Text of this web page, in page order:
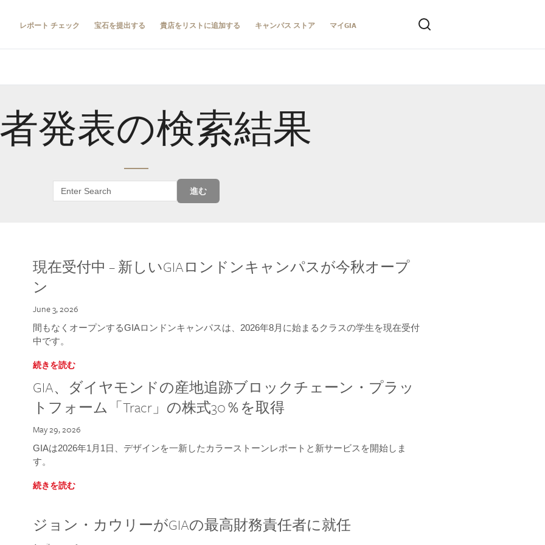
レポート チェック 宝石を提出する 貴店をリストに追加する キャンパス ストア マイGIA
発表の検索結果
進む
現在受付中 – 新しいGIAロンドンキャンパスが今秋オープ
ン
June 3, 2026
間もなくオープンするGIAロンドンキャンパスは、2026年8月に始まるクラスの学生を現在受付
中です。
続きを読む
GIA、ダイヤモンドの産地追跡ブロックチェーン・プラッ
トフォーム「Tracr」の株式30％を取得
May 29, 2026
GIAは2026年1月1日、デザインを一新したカラーストーンレポートと新サービスを開始しま
す。
続きを読む
ジョン・カウリーがGIAの最高財務責任者に就任